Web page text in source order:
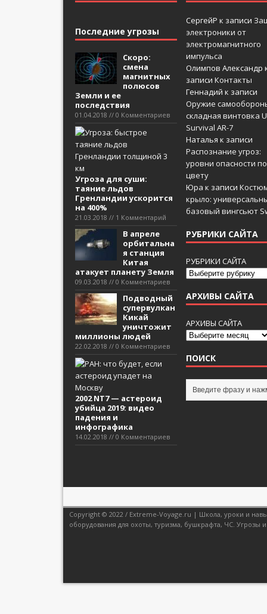
Последние угрозы
Скоро:
смена
магнитных
полюсов
Земли и ее
последствия
01.04.2018 // 0 Комментариев
Угроза для суши:
таяние льдов
Гренландии ускорится
на 400%
21.03.2018 // 1 Комментарий
В апреле
орбитальна
я станция
Китая
атакует планету Земля
09.03.2018 // 0 Комментариев
Подводный
супервулкан
Кикай
уничтожит
миллионы людей
22.02.2018 // 0 Комментариев
2002 NT7 — астероид
убийца 2019: видео
падения и
инфографика
14.02.2018 // 0 Комментариев
СергейР к записи
электроники от
электромагнитного
импульса
Олимпов Александр
записи Контакты
Геннадий к записи
Оружие
складная винтовка
Survival AR-7
Наталья к записи
Распознание угроз:
уровни опасности по
цвету
Юра к записи
крыло:
базовый вингсьют
РУБРИКИ САЙТА
РУБРИКИ САЙТА
АРХИВЫ САЙТА
АРХИВЫ САЙТА
ПОИСК
Copyright © 2022 / Extreme-Voyage.ru | Школа, уроки и
оборудования для охоты, туризма, бушкрафта, ЧС. Угрозы